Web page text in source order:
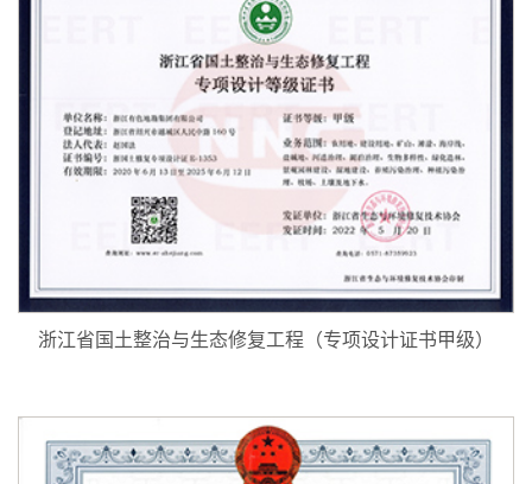
浙江省国土整治与生态修复工程（专项设计证书甲级）